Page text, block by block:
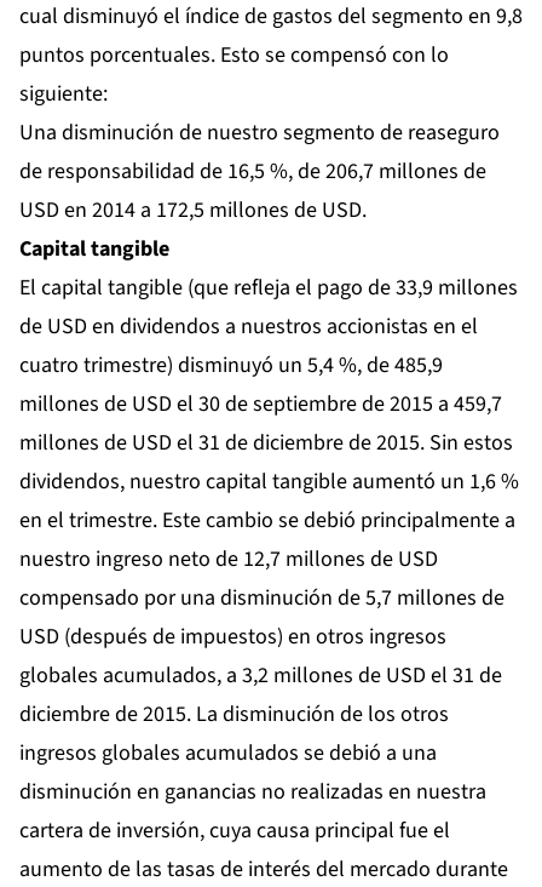
cual disminuyó el índice de gastos del segmento en 9,8
puntos porcentuales. Esto se compensó con lo
siguiente:
Una disminución de nuestro segmento de reaseguro
de responsabilidad de 16,5 %, de 206,7 millones de
USD en 2014 a 172,5 millones de USD.
Capital tangible
El capital tangible (que refleja el pago de 33,9 millones
de USD en dividendos a nuestros accionistas en el
cuatro trimestre) disminuyó un 5,4 %, de 485,9
millones de USD el 30 de septiembre de 2015 a 459,7
millones de USD el 31 de diciembre de 2015. Sin estos
dividendos, nuestro capital tangible aumentó un 1,6 %
en el trimestre. Este cambio se debió principalmente a
nuestro ingreso neto de 12,7 millones de USD
compensado por una disminución de 5,7 millones de
USD (después de impuestos) en otros ingresos
globales acumulados, a 3,2 millones de USD el 31 de
diciembre de 2015. La disminución de los otros
ingresos globales acumulados se debió a una
disminución en ganancias no realizadas en nuestra
cartera de inversión, cuya causa principal fue el
aumento de las tasas de interés del mercado durante